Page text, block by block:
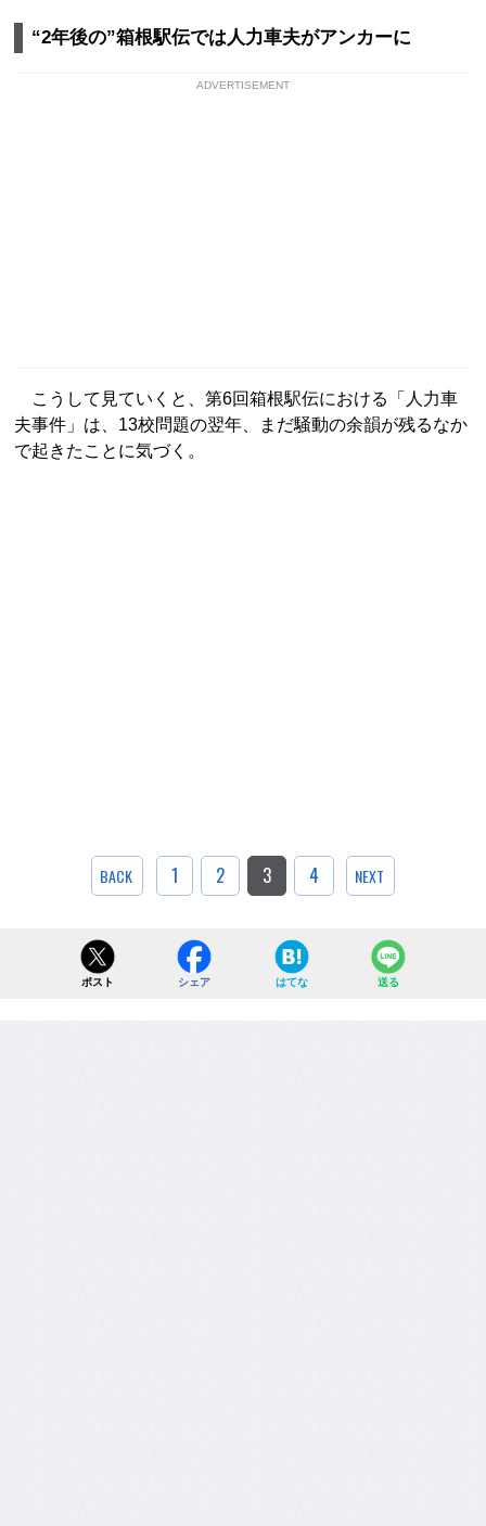
“2年後の”箱根駅伝では人力車夫がアンカーに
ADVERTISEMENT
こうして見ていくと、第6回箱根駅伝における「人力車
夫事件」は、13校問題の翌年、まだ騒動の余韻が残るなか
で起きたことに気づく。
BACK 1 2 3 4 NEXT
ポスト シェア はてな 送る